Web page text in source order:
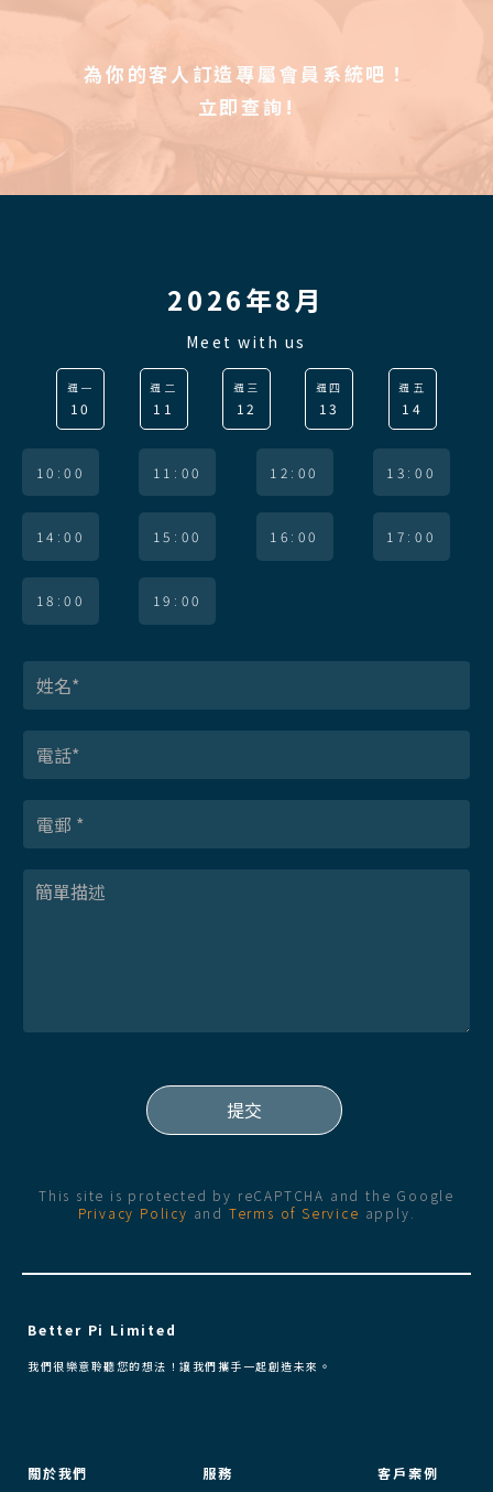
為你的客人訂造專屬會員系統吧！
立即查詢!
2026年8月
Meet with us
週一
10
週二
11
週三
12
週四
13
週五
14
10:00 11:00 12:00 13:00
14:00 15:00 16:00 17:00
18:00 19:00
This site is protected by reCAPTCHA and the Google
Privacy Policy and Terms of Service apply.
Better Pi Limited
我們很樂意聆聽您的想法！讓我們攜手一起創造未來。
關於我們 服務 客戶案例